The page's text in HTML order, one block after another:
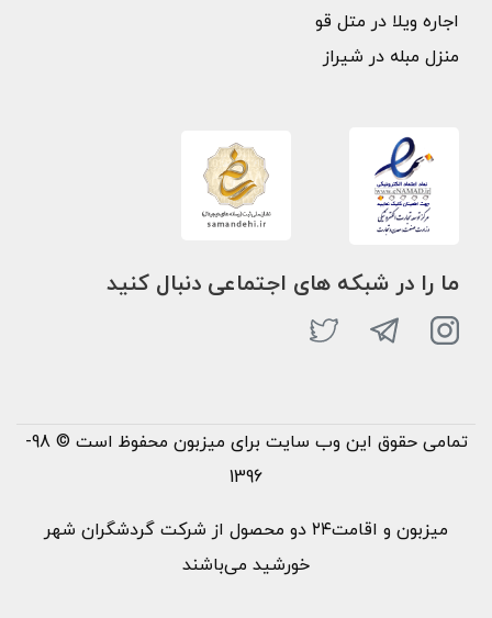
اجاره ویلا در متل قو
منزل مبله در شیراز
ما را در شبکه های اجتماعی دنبال کنید
تمامی حقوق این وب سایت برای میزبون محفوظ است © 98-
1396
میزبون و اقامت۲۴ دو محصول از شرکت گردشگران شهر
خورشید می‌باشند